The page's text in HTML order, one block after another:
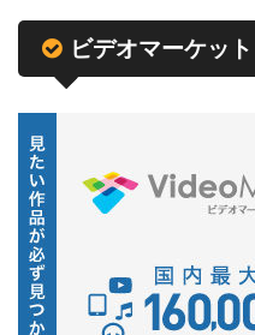
ビデオマーケット